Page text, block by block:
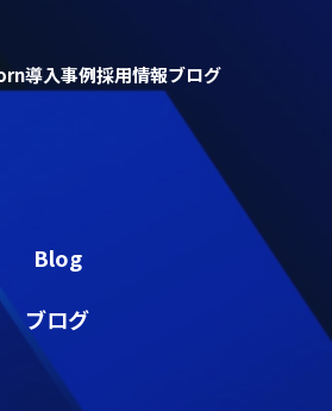
導入事例採用情報ブログ
Blog
ブログ